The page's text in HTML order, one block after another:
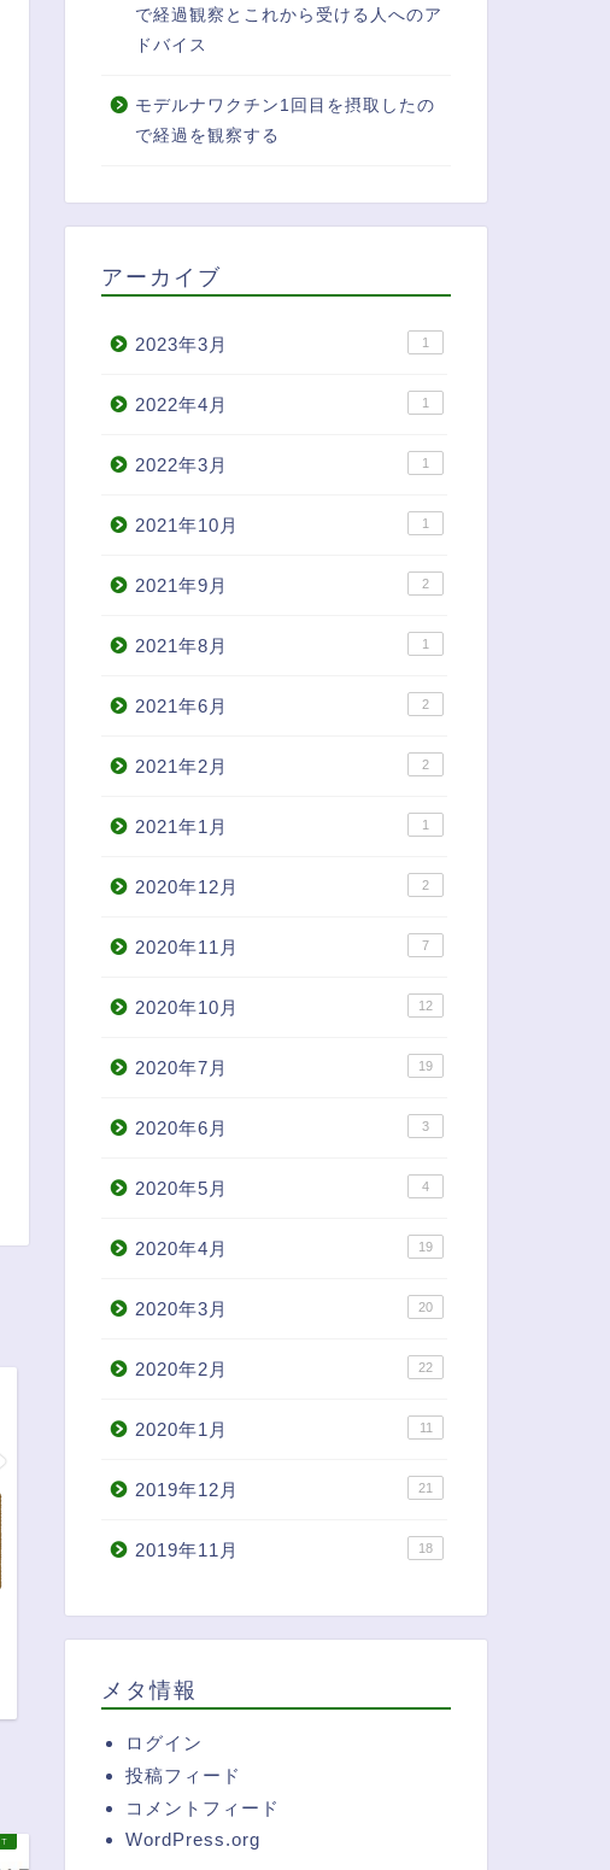
で作る除菌スプレーに関するメ
で経過観察とこれから受ける人へのア
ドバイス
モデルナワクチン1回目を摂取したの
で経過を観察する
アーカイブ
2023年3月 1
2022年4月 1
2022年3月 1
2021年10月 1
2021年9月 2
2021年8月 1
2021年6月 2
2021年2月 2
2021年1月 1
2020年12月 2
2020年11月 7
2020年10月 12
2020年7月 19
2020年6月 3
2020年5月 4
2020年4月 19
2020年3月 20
2020年2月 22
2020年1月 11
2019年12月 21
2019年11月 18
メタ情報
ログイン
投稿フィード
コメントフィード
WordPress.org